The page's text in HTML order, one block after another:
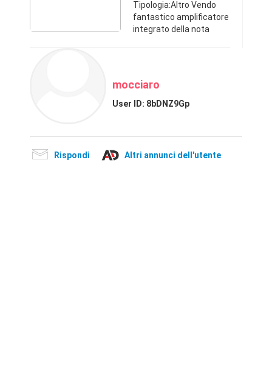
Tipologia:Altro Vendo
fantastico amplificatore
integrato della nota
la s ...
mocciaro
User ID: 8bDNZ9Gp
Rispondi Altri annunci dell'utente